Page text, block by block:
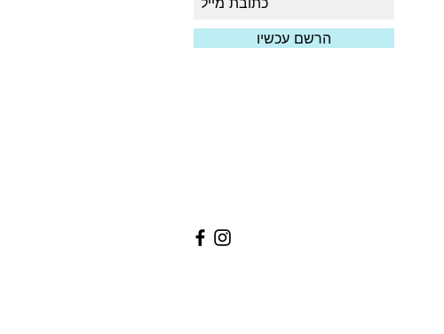
הרשם עכשיו